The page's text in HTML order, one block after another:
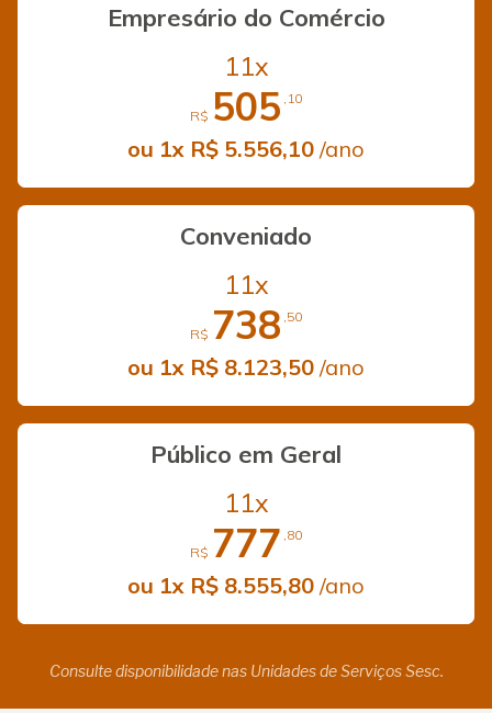
Empresário do Comércio
11x
R$ 505 ,10
ou 1x R$ 5.556,10 /ano
Conveniado
11x
R$ 738 ,50
ou 1x R$ 8.123,50 /ano
Público em Geral
11x
R$ 777 ,80
ou 1x R$ 8.555,80 /ano
Consulte disponibilidade nas Unidades de Serviços Sesc.